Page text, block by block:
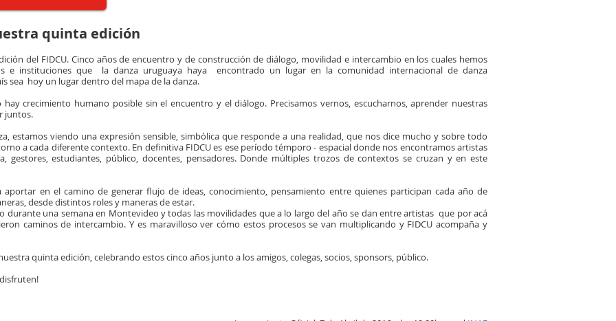
quinta edición
del FIDCU. Cinco años de encuentro y de construcción de diálogo, movilidad e intercambio en los cuales hemos
e instituciones que la danza uruguaya haya encontrado un lugar en la comunidad internacional de danza
sea hoy un lugar dentro del mapa de la danza.
crecimiento humano posible sin el encuentro y el diálogo. Precisamos vernos, escucharnos, aprender nuestras
juntos.
estamos viendo una expresión sensible, simbólica que responde a una realidad, que nos dice mucho y sobre todo
a cada diferente contexto. En definitiva FIDCU es ese período témporo - espacial donde nos encontramos artistas
gestores, estudiantes, público, docentes, pensadores. Donde múltiples trozos de contextos se cruzan y en este
aportar en el camino de generar flujo de ideas, conocimiento, pensamiento entre quienes participan cada año de
desde distintos roles y maneras de estar.
durante una semana en Montevideo y todas las movilidades que a lo largo del año se dan entre artistas que por acá
caminos de intercambio. Y es maravilloso ver cómo estos procesos se van multiplicando y FIDCU acompaña y
quinta edición, celebrando estos cinco años junto a los amigos, colegas, socios, sponsors, público.